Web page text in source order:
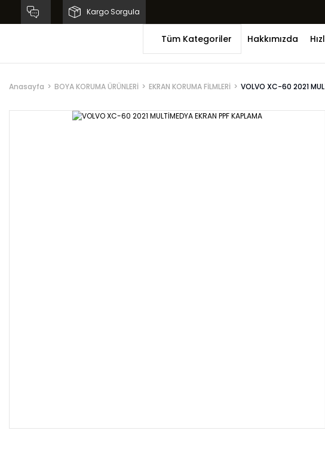
Kargo Sorgula
Tüm Kategoriler Hakkımızda
Anasayfa BOYA KORUMA ÜRÜNLERİ EKRAN KORUMA FİLMLERİ VOLVO XC-60 2021